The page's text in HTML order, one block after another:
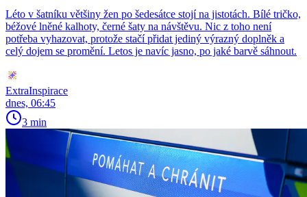
Léto v šatníku většiny žen po šedesátce stojí na jistotách. Bílé tričko,
béžové lněné kalhoty, černé šaty na návštěvu. Nic z toho není
potřeba vyhazovat, protože stačí přidat jediný výrazný doplněk a
celý dojem se promění. Letos je navíc jasno, po jaké barvě sáhnout.
ExtraInspirace
dnes, 06:45
3 min